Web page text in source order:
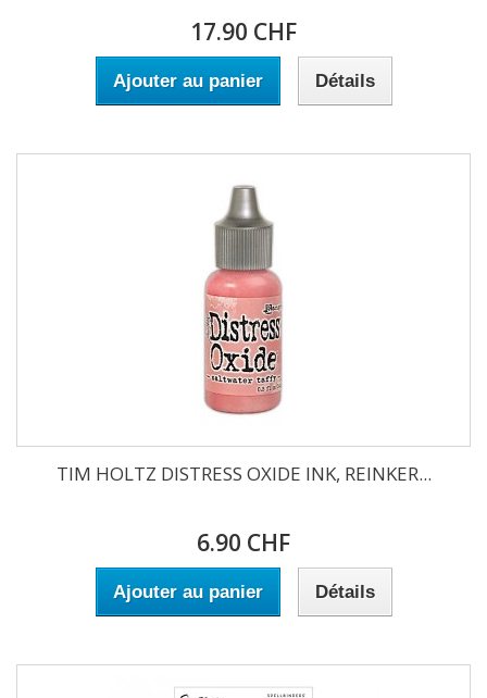
17.90 CHF
Ajouter au panier Détails
TIM HOLTZ DISTRESS OXIDE INK, REINKER...
6.90 CHF
Ajouter au panier Détails